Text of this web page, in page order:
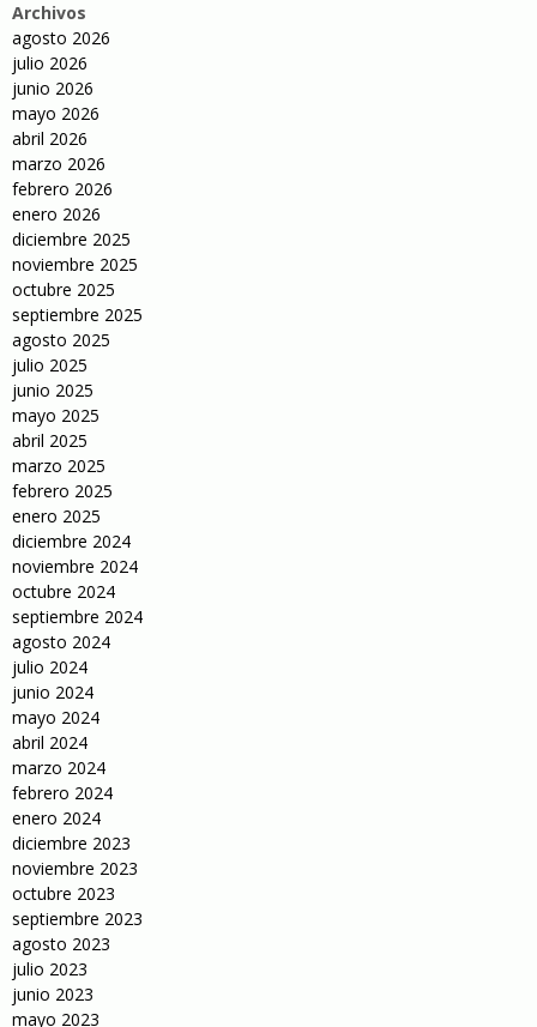
Archivos
agosto 2026
julio 2026
junio 2026
mayo 2026
abril 2026
marzo 2026
febrero 2026
enero 2026
diciembre 2025
noviembre 2025
octubre 2025
septiembre 2025
agosto 2025
julio 2025
junio 2025
mayo 2025
abril 2025
marzo 2025
febrero 2025
enero 2025
diciembre 2024
noviembre 2024
octubre 2024
septiembre 2024
agosto 2024
julio 2024
junio 2024
mayo 2024
abril 2024
marzo 2024
febrero 2024
enero 2024
diciembre 2023
noviembre 2023
octubre 2023
septiembre 2023
agosto 2023
julio 2023
junio 2023
mayo 2023